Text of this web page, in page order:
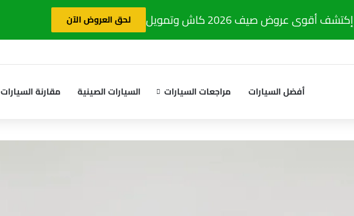
إكتشف أقوى عروض صيف 2026 كاش وتمويل لحق العروض الآن
أفضل السيارات مراجعات السيارات السيارات الصينية مقارنة السيارات